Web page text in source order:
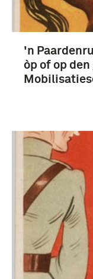
'n
òp of op